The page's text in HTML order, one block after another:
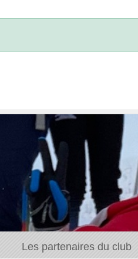
Les partenaires du club